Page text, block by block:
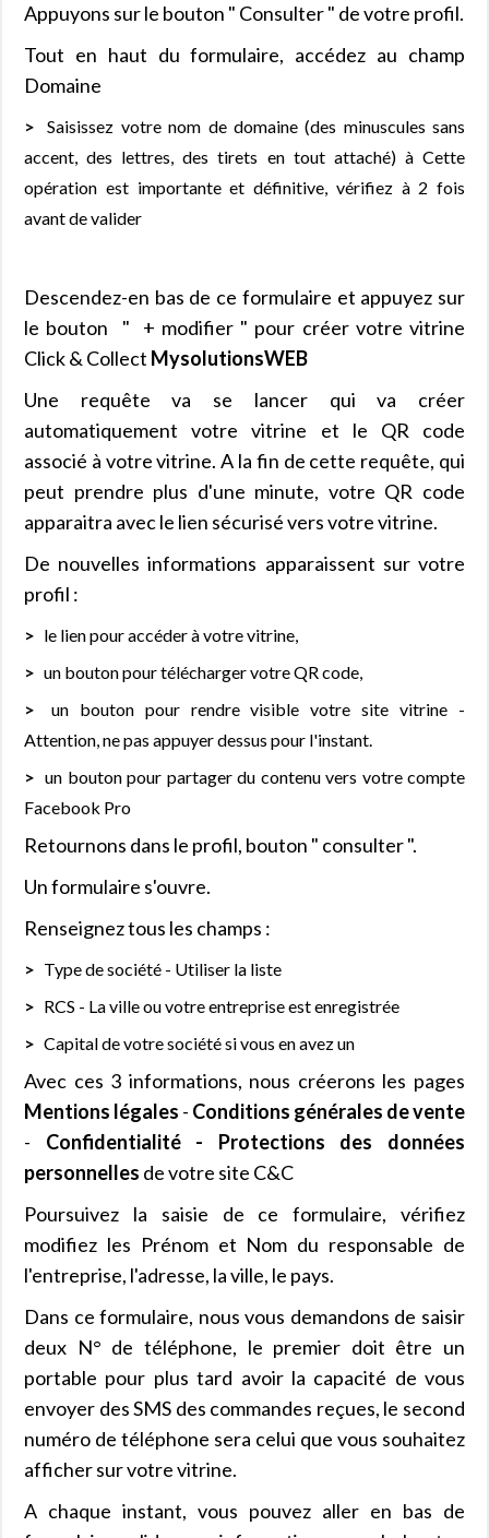
Appuyons sur le bouton " Consulter " de votre profil.
Tout en haut du formulaire, accédez au champ
Domaine
Saisissez votre nom de domaine (des minuscules sans
accent, des lettres, des tirets en tout attaché) à Cette
opération est importante et définitive, vérifiez à 2 fois
avant de valider
Descendez-en bas de ce formulaire et appuyez sur
le bouton " + modifier " pour créer votre vitrine
Click & Collect MysolutionsWEB
Une requête va se lancer qui va créer
automatiquement votre vitrine et le QR code
associé à votre vitrine. A la fin de cette requête, qui
peut prendre plus d'une minute, votre QR code
apparaitra avec le lien sécurisé vers votre vitrine.
De nouvelles informations apparaissent sur votre
profil :
le lien pour accéder à votre vitrine,
un bouton pour télécharger votre QR code,
un bouton pour rendre visible votre site vitrine -
Attention, ne pas appuyer dessus pour l'instant.
un bouton pour partager du contenu vers votre compte
Facebook Pro
Retournons dans le profil, bouton " consulter ".
Un formulaire s'ouvre.
Renseignez tous les champs :
Type de société - Utiliser la liste
RCS - La ville ou votre entreprise est enregistrée
Capital de votre société si vous en avez un
Avec ces 3 informations, nous créerons les pages
Mentions légales - Conditions générales de vente
- Confidentialité - Protections des données
personnelles de votre site C&C
Poursuivez la saisie de ce formulaire, vérifiez
modifiez les Prénom et Nom du responsable de
l'entreprise, l'adresse, la ville, le pays.
Dans ce formulaire, nous vous demandons de saisir
deux N° de téléphone, le premier doit être un
portable pour plus tard avoir la capacité de vous
envoyer des SMS des commandes reçues, le second
numéro de téléphone sera celui que vous souhaitez
afficher sur votre vitrine.
A chaque instant, vous pouvez aller en bas de